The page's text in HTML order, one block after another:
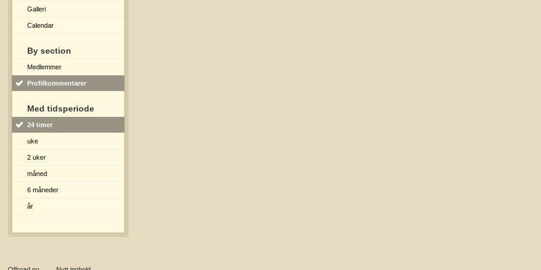
Galleri
Calendar
By section
Medlemmer
Profilkommentarer
Med tidsperiode
24 timer
uke
2 uker
måned
6 måneder
år